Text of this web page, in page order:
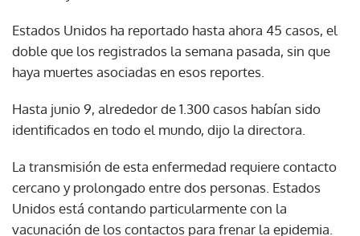
Estados Unidos ha reportado hasta ahora 45 casos, el
doble que los registrados la semana pasada, sin que
haya muertes asociadas en esos reportes.
Hasta junio 9, alrededor de 1.300 casos habían sido
identificados en todo el mundo, dijo la directora.
La transmisión de esta enfermedad requiere contacto
cercano y prolongado entre dos personas. Estados
Unidos está contando particularmente con la
vacunación de los contactos para frenar la epidemia.